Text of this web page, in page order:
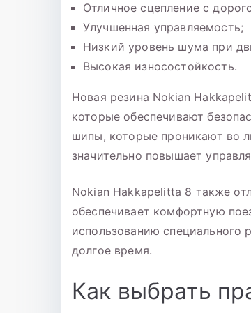
Отличное сцепление с
Улучшенная управляемость;
Низкий уровень шума при
Высокая износостойкость.
Новая резина Nokian
которые обеспечивают
шипы, которые проникают во
значительно повышает
Nokian Hakkapelitta 8 также
обеспечивает комфортную
использованию специального
долгое время.
Как выбрать